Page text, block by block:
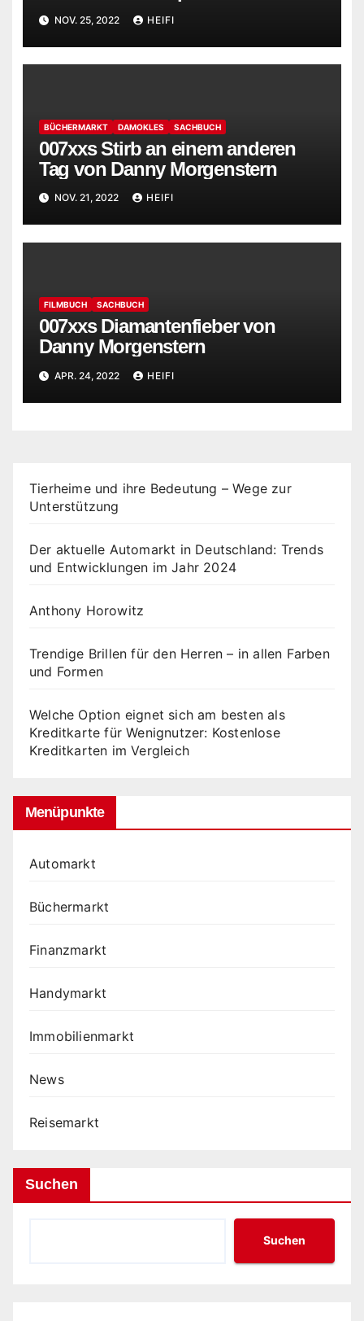
Leben wirklich zählt von Hansi
Flick und Jonathan Sierck
NOV. 25, 2022 HEIFI
BÜCHERMARKT DAMOKLES SACHBUCH
007xxs Stirb an einem anderen
Tag von Danny Morgenstern
NOV. 21, 2022 HEIFI
FILMBUCH SACHBUCH
007xxs Diamantenfieber von
Danny Morgenstern
APR. 24, 2022 HEIFI
Tierheime und ihre Bedeutung – Wege zur
Unterstützung
Der aktuelle Automarkt in Deutschland: Trends
und Entwicklungen im Jahr 2024
Anthony Horowitz
Trendige Brillen für den Herren – in allen Farben
und Formen
Welche Option eignet sich am besten als
Kreditkarte für Wenignutzer: Kostenlose
Kreditkarten im Vergleich
Menüpunkte
Automarkt
Büchermarkt
Finanzmarkt
Handymarkt
Immobilienmarkt
News
Reisemarkt
Suchen
Suchen